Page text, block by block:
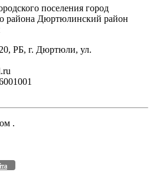
поселения город
района Дюртюлинский район
РБ, г. Дюртюли, ул.
.